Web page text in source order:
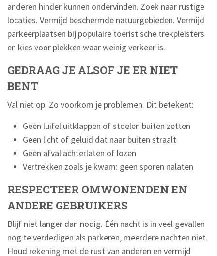
anderen hinder kunnen ondervinden. Zoek naar rustige
locaties. Vermijd beschermde natuurgebieden. Vermijd
parkeerplaatsen bij populaire toeristische trekpleisters
en kies voor plekken waar weinig verkeer is.
GEDRAAG JE ALSOF JE ER NIET
BENT
Val niet op. Zo voorkom je problemen. Dit betekent:
Geen luifel uitklappen of stoelen buiten zetten
Geen licht of geluid dat naar buiten straalt
Geen afval achterlaten of lozen
Vertrekken zoals je kwam: geen sporen nalaten
RESPECTEER OMWONENDEN EN
ANDERE GEBRUIKERS
Blijf niet langer dan nodig. Één nacht is in veel gevallen
nog te verdedigen als parkeren, meerdere nachten niet.
Houd rekening met de rust van anderen en vermijd